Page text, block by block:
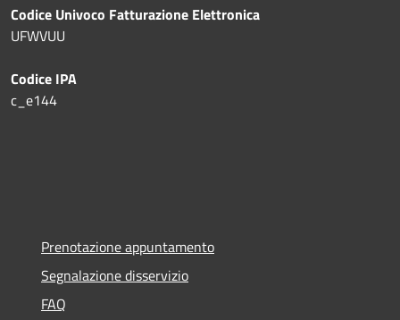
Codice Univoco Fatturazione Elettronica
UFWVUU
Codice IPA
c_e144
Prenotazione appuntamento
Segnalazione disservizio
FAQ